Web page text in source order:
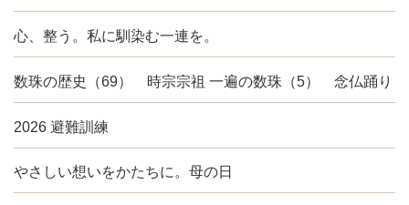
心、整う。私に馴染む一連を。
数珠の歴史（69） 時宗宗祖 一遍の数珠（5） 念仏踊り
2026 避難訓練
やさしい想いをかたちに。母の日